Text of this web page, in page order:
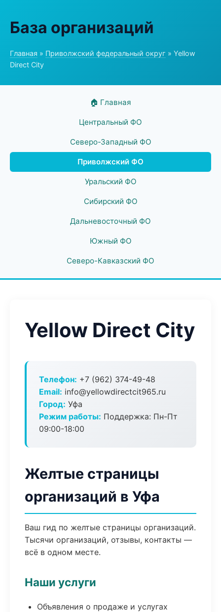
База организаций
Главная » Приволжский федеральный округ » Yellow
Direct City
🏠 Главная
Центральный ФО
Северо-Западный ФО
Приволжский ФО
Уральский ФО
Сибирский ФО
Дальневосточный ФО
Южный ФО
Северо-Кавказский ФО
Yellow Direct City
Телефон: +7 (962) 374-49-48
Email: info@yellowdirectcit965.ru
Город: Уфа
Режим работы: Поддержка: Пн-Пт
09:00-18:00
Желтые страницы
организаций в Уфа
Ваш гид по желтые страницы организаций.
Тысячи организаций, отзывы, контакты —
всё в одном месте.
Наши услуги
Объявления о продаже и услугах